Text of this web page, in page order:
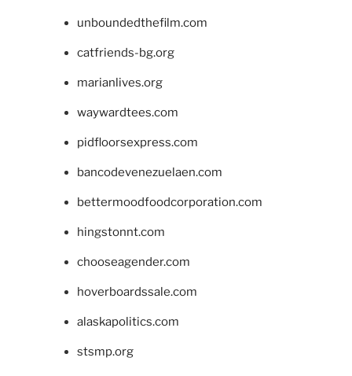
unboundedthefilm.com
catfriends-bg.org
marianlives.org
waywardtees.com
pidfloorsexpress.com
bancodevenezuelaen.com
bettermoodfoodcorporation.com
hingstonnt.com
chooseagender.com
hoverboardssale.com
alaskapolitics.com
stsmp.org